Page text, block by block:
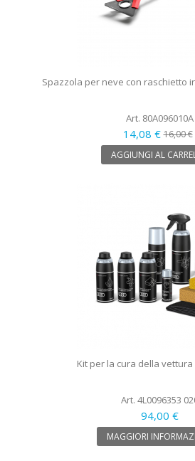
Spazzola per neve con raschietto
Art. 80A096010A
14,08 €16,00 €
AGGIUNGI AL
Kit per la cura della vettura
Art. 4L0096353
94,00 €
MAGGIORI